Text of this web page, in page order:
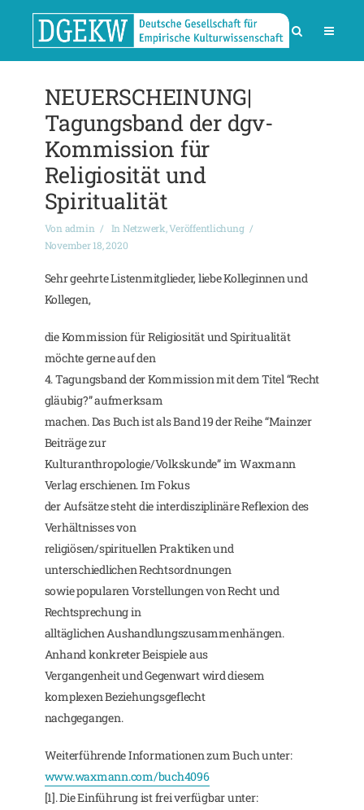
NEUERSCHEINUNG|
Tagungsband der dgv-
Kommission für
Religiosität und
Spiritualität
Von admin In Netzwerk,Veröffentlichung
November 18, 2020
Sehr geehrte Listenmitglieder, liebe Kolleginnen und
Kollegen,
die Kommission für Religiosität und Spiritualität
möchte gerne auf den
4. Tagungsband der Kommission mit dem Titel “Recht
gläubig?” aufmerksam
machen. Das Buch ist als Band 19 der Reihe “Mainzer
Beiträge zur
Kulturanthropologie/Volkskunde” im Waxmann
Verlag erschienen. Im Fokus
der Aufsätze steht die interdisziplinäre Reflexion des
Verhältnisses von
religiösen/spirituellen Praktiken und
unterschiedlichen Rechtsordnungen
sowie popularen Vorstellungen von Recht und
Rechtsprechung in
alltäglichen Aushandlungszusammenhängen.
Anhand konkreter Beispiele aus
Vergangenheit und Gegenwart wird diesem
komplexen Beziehungsgeflecht
nachgegangen.
Weiterführende Informationen zum Buch unter:
www.waxmann.com/buch4096
[1]. Die Einführung ist frei verfügbar unter: